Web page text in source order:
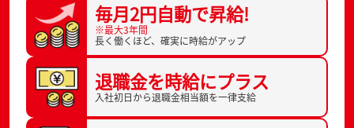
毎月2円自動で昇給!
※最大3年間
長く働くほど、 確実に時給がアップ
退職金を時給にプラス
入社初日から退職金相当額を一律支給